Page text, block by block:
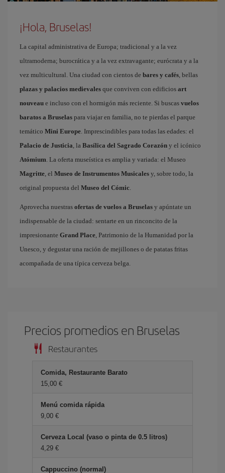
¡Hola, Bruselas!
La capital administrativa de Europa; tradicional y a la vez
ultramoderna; burocrática y a la vez extravagante; eurócrata y a la
vez multicultural. Una ciudad con cientos de bares y cafés, bellas
plazas y palacios medievales que conviven con edificios art
nouveau e incluso con el hormigón más reciente. Si buscas vuelos
baratos a Bruselas para viajar en familia, no te pierdas el parque
temático Mini Europe. Imprescindibles para todas las edades: el
Palacio de Justicia, la Basílica del Sagrado Corazón y el icónico
Atómium. La oferta museística es amplia y variada: el Museo
Magritte, el Museo de Instrumentos Musicales y, sobre todo, la
original propuesta del Museo del Cómic.
Aprovecha nuestras ofertas de vuelos a Bruselas y apúntate un
indispensable de la ciudad: sentarte en un rinconcito de la
impresionante Grand Place, Patrimonio de la Humanidad por la
Unesco, y degustar una ración de mejillones o de patatas fritas
acompañada de una típica cerveza belga.
Precios promedios en Bruselas
Restaurantes
Comida, Restaurante Barato
15,00 €
Menú comida rápida
9,00 €
Cerveza Local (vaso o pinta de 0.5 litros)
4,29 €
Cappuccino (normal)